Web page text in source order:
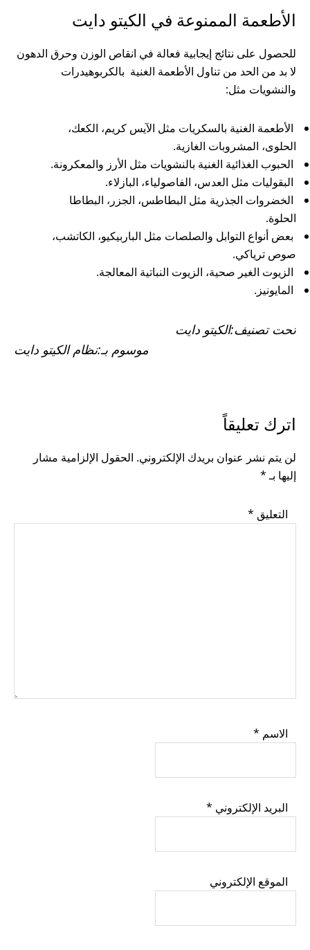
الأطعمة الممنوعة في الكيتو دايت
للحصول على نتائج إيجابية فعالة في انقاص الوزن وحرق الدهون
لا بد من الحد من تناول الأطعمة الغنية بالكربوهيدرات
والنشويات مثل:
الأطعمة الغنية بالسكريات مثل الآيس كريم، الكعك،
الحلوى، المشروبات الغازية.
الحبوب الغذائية الغنية بالنشويات مثل الأرز والمعكرونة.
البقوليات مثل العدس، الفاصولياء، البازلاء.
الخضروات الجذرية مثل البطاطس، الجزر، البطاطا
الحلوة.
بعض أنواع التوابل والصلصات مثل الباربيكيو، الكاتشب،
صوص ترياكي.
الزيوت الغير صحية، الزيوت النباتية المعالجة.
المايونيز.
تحت تصنيف:الكيتو دايت
موسوم بـ:نظام الكيتو دايت
READER
INTERACTIONS
اترك تعليقاً
لن يتم نشر عنوان بريدك الإلكتروني. الحقول الإلزامية مشار
إليها بـ*
التعليق *
الاسم *
البريد الإلكتروني *
الموقع الإلكتروني